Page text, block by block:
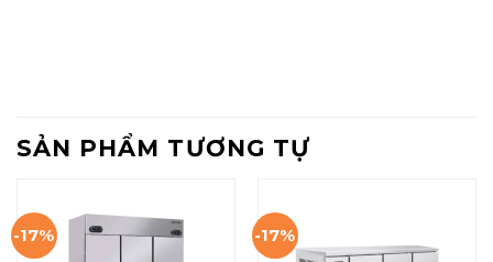
SẢN PHẨM TƯƠNG TỰ
-17% -17%